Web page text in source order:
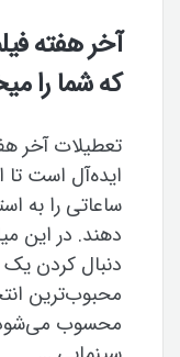
آخر هفته
که شما را
تعطیلات آخر
ایده‌آل است تا
ساعاتی را به
دهند. در این
دنبال کردن یک
محبوب‌ترین
محسوب می‌شود.